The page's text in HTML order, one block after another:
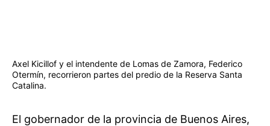
Axel Kicillof y el intendente de Lomas de Zamora, Federico
Otermín, recorrieron partes del predio de la Reserva Santa
Catalina.
El gobernador de la provincia de Buenos Aires,